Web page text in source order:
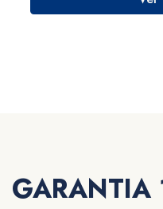
GARANTIA